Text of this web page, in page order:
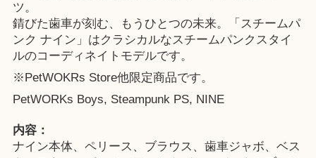
ツ。
錆びた歯車が刻む、もうひとつの未来。「スチームパ
ンク ナイン」はクラシカルなスチームパンクスタイ
ルのコーディネイトモデルです。
※ PetWOKRs Store他限定商品です。
PetWORKs Boys, Steampunk PS, NINE
内容：
ナイン本体、ペリース、ブラウス、歯車ジャボ、ベス